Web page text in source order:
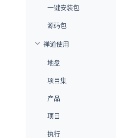
一键安装包
源码包
禅道使用
地盘
项目集
产品
项目
执行